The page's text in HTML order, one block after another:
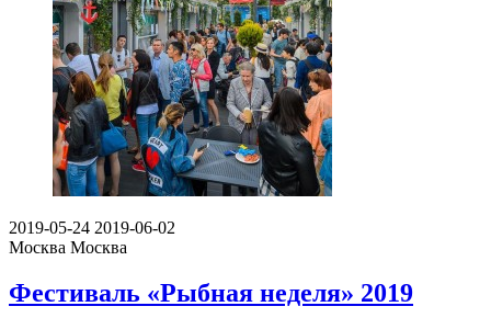
2019-05-24 2019-06-02
Москва Москва
Фестиваль «Рыбная неделя» 2019